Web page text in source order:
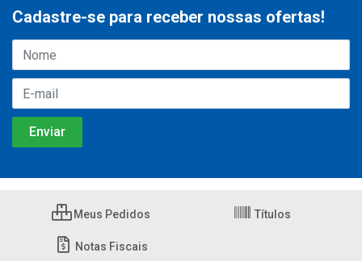
Cadastre-se para receber nossas ofertas!
Meus Pedidos Títulos
Notas Fiscais